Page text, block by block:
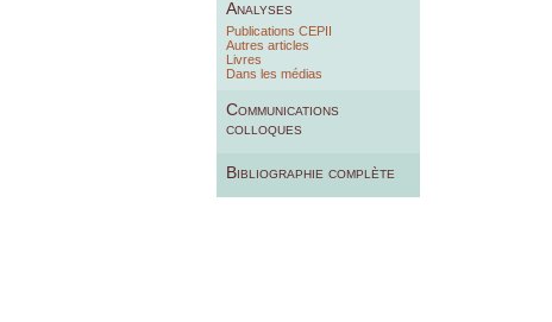
Analyses
Publications CEPII
Autres articles
Livres
Dans les médias
Communications
colloques
Bibliographie complète